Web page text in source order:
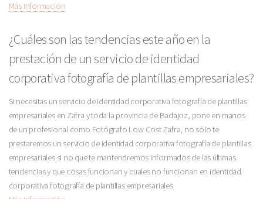
Más Información
¿Cuáles son las tendencias este año en la
prestación de un servicio de identidad
corporativa fotografía de plantillas empresariales?
Si necesitas un servicio de identidad corporativa fotografía de plantillas
empresariales en Zafra y toda la provincia de Badajoz, pone en manos
de un profesional como Fotógrafo Low Cost Zafra, no sólo te
prestaremos un servicio de identidad corporativa fotografía de plantillas
empresariales si no que te mantendremos informados de las últimas
tendencias y que cosas funcionan y cuales no funcionan en identidad
corporativa fotografía de plantillas empresariales